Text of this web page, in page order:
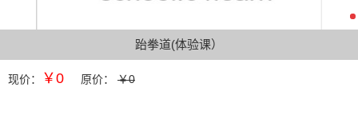
跆拳道(体验课）
现价： ￥0 原价： ￥0